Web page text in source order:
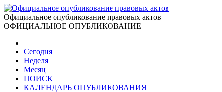
Официальное опубликование правовых актов
ОФИЦИАЛЬНОЕ ОПУБЛИКОВАНИЕ
Сегодня
Неделя
Месяц
ПОИСК
КАЛЕНДАРЬ ОПУБЛИКОВАНИЯ